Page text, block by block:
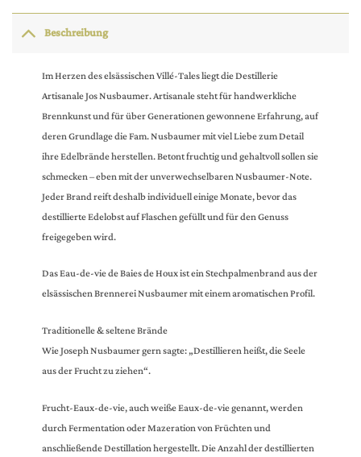
Beschreibung
Im Herzen des elsässischen Villé-Tales liegt die Destillerie
Artisanale Jos Nusbaumer. Artisanale steht für handwerkliche
Brennkunst und für über Generationen gewonnene Erfahrung, auf
deren Grundlage die Fam. Nusbaumer mit viel Liebe zum Detail
ihre Edelbrände herstellen. Betont fruchtig und gehaltvoll sollen sie
schmecken – eben mit der unverwechselbaren Nusbaumer-Note.
Jeder Brand reift deshalb individuell einige Monate, bevor das
destillierte Edelobst auf Flaschen gefüllt und für den Genuss
freigegeben wird.
Das Eau-de-vie de Baies de Houx ist ein Stechpalmenbrand aus der
elsässischen Brennerei Nusbaumer mit einem aromatischen Profil.
Traditionelle & seltene Brände
Wie Joseph Nusbaumer gern sagte: „Destillieren heißt, die Seele
aus der Frucht zu ziehen“.
Frucht-Eaux-de-vie, auch weiße Eaux-de-vie genannt, werden
durch Fermentation oder Mazeration von Früchten und
anschließende Destillation hergestellt. Die Anzahl der destillierten